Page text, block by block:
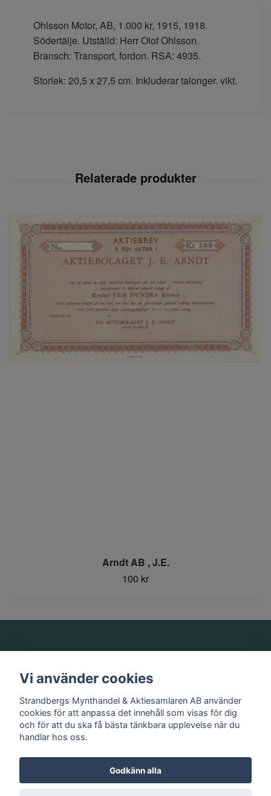
Ohlsson Motor, AB, 1.000 kr, 1915, 1918.
Södertälje. Utställd: Herr Olof Ohlsson.
Bransch: Transport, fordon. RSA: 4935.
Storlek: 20,5 x 27,5 cm. Inkluderar talonger. vikt.
Arndt AB , J.E.
100 kr
Information
Sociala medier
Vi använder cookies
Strandbergs Mynthandel & Aktiesamlaren AB använder
cookies för att anpassa det innehåll som visas för dig
och för att du ska få bästa tänkbara upplevelse när du
handlar hos oss.
Godkänn alla